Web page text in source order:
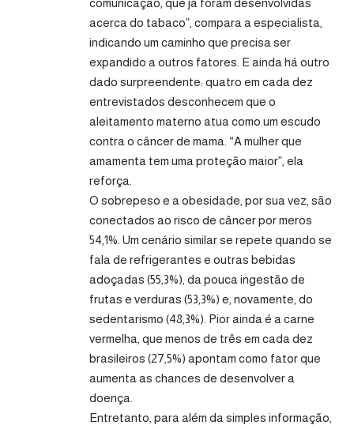
acerca do tabaco”, compara a especialista,
indicando um caminho que precisa ser
expandido a outros fatores. E ainda há outro
dado surpreendente: quatro em cada dez
entrevistados desconhecem que o
aleitamento materno atua como um escudo
contra o câncer de mama. “A mulher que
amamenta tem uma proteção maior”, ela
reforça.
O sobrepeso e a obesidade, por sua vez, são
conectados ao risco de câncer por meros
54,1%. Um cenário similar se repete quando se
fala de refrigerantes e outras bebidas
adoçadas (55,3%), da pouca ingestão de
frutas e verduras (53,3%) e, novamente, do
sedentarismo (48,3%). Pior ainda é a carne
vermelha, que menos de três em cada dez
brasileiros (27,5%) apontam como fator que
aumenta as chances de desenvolver a
doença.
Entretanto, para além da simples informação,